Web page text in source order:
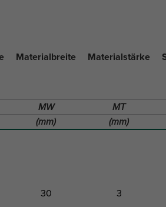
Materialbreite Materialstärke
MW
MT
(mm) (mm)
30 3